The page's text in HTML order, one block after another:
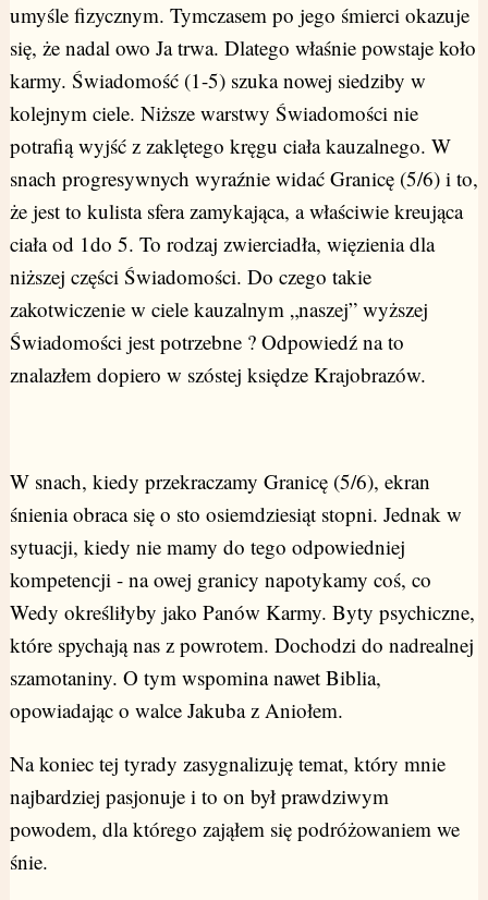
umyśle fizycznym. Tymczasem po jego śmierci okazuje
się, że nadal owo Ja trwa. Dlatego właśnie powstaje koło
karmy. Świadomość (1-5) szuka nowej siedziby w
kolejnym ciele. Niższe warstwy Świadomości nie
potrafią wyjść z zaklętego kręgu ciała kauzalnego. W
snach progresywnych wyraźnie widać Granicę (5/6) i to,
że jest to kulista sfera zamykająca, a właściwie kreująca
ciała od 1do 5. To rodzaj zwierciadła, więzienia dla
niższej części Świadomości. Do czego takie
zakotwiczenie w ciele kauzalnym „naszej” wyższej
Świadomości jest potrzebne ? Odpowiedź na to
znalazłem dopiero w szóstej księdze Krajobrazów.
W snach, kiedy przekraczamy Granicę (5/6), ekran
śnienia obraca się o sto osiemdziesiąt stopni. Jednak w
sytuacji, kiedy nie mamy do tego odpowiedniej
kompetencji - na owej granicy napotykamy coś, co
Wedy określiłyby jako Panów Karmy. Byty psychiczne,
które spychają nas z powrotem. Dochodzi do nadrealnej
szamotaniny. O tym wspomina nawet Biblia,
opowiadając o walce Jakuba z Aniołem.
Na koniec tej tyrady zasygnalizuję temat, który mnie
najbardziej pasjonuje i to on był prawdziwym
powodem, dla którego zająłem się podróżowaniem we
śnie.